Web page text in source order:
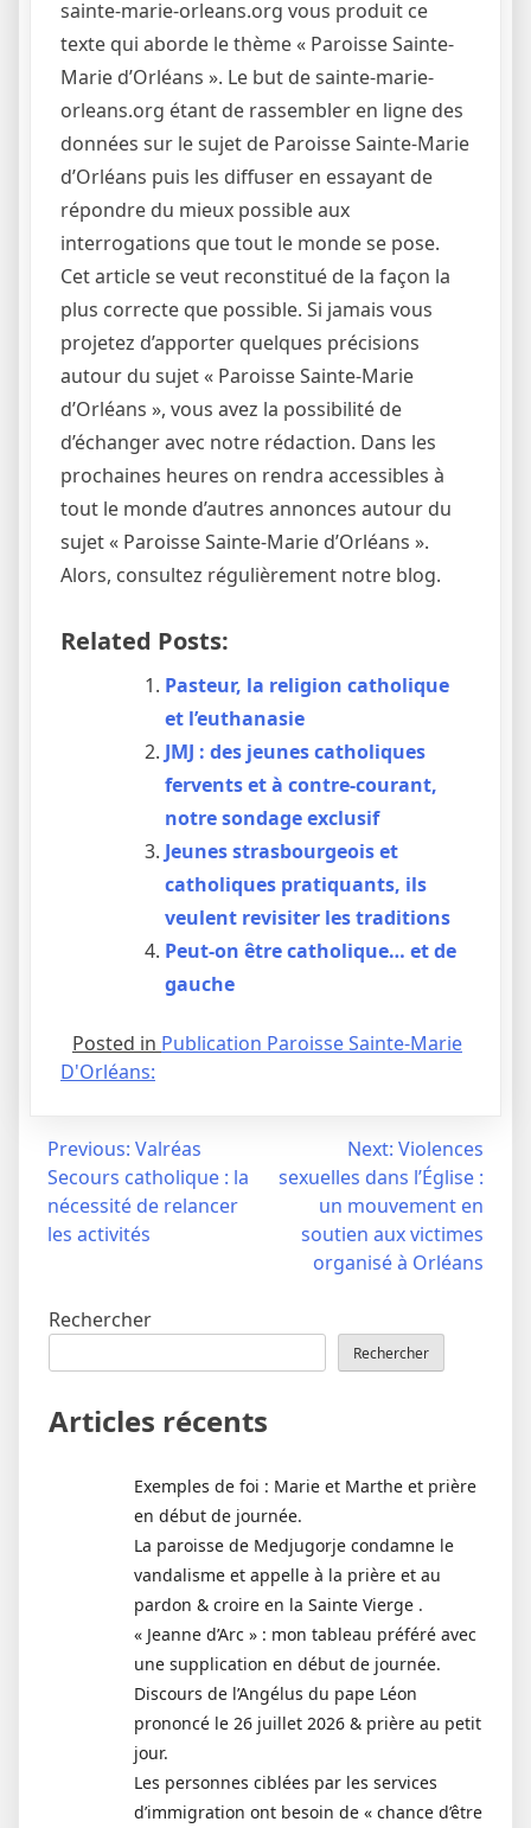
sainte-marie-orleans.org vous produit ce
texte qui aborde le thème « Paroisse Sainte-
Marie d’Orléans ». Le but de sainte-marie-
orleans.org étant de rassembler en ligne des
données sur le sujet de Paroisse Sainte-Marie
d’Orléans puis les diffuser en essayant de
répondre du mieux possible aux
interrogations que tout le monde se pose.
Cet article se veut reconstitué de la façon la
plus correcte que possible. Si jamais vous
projetez d’apporter quelques précisions
autour du sujet « Paroisse Sainte-Marie
d’Orléans », vous avez la possibilité de
d’échanger avec notre rédaction. Dans les
prochaines heures on rendra accessibles à
tout le monde d’autres annonces autour du
sujet « Paroisse Sainte-Marie d’Orléans ».
Alors, consultez régulièrement notre blog.
Related Posts:
Pasteur, la religion catholique
et l’euthanasie
JMJ : des jeunes catholiques
fervents et à contre-courant,
notre sondage exclusif
Jeunes strasbourgeois et
catholiques pratiquants, ils
veulent revisiter les traditions
Peut-on être catholique… et de
gauche
Posted in Publication Paroisse Sainte-Marie
D'Orléans:
Navigation
l’article
Previous: Valréas
Secours catholique : la
nécessité de relancer
les activités
Next: Violences
sexuelles dans l’Église :
un mouvement en
soutien aux victimes
organisé à Orléans
Rechercher
Rechercher
Articles récents
Exemples de foi : Marie et Marthe et prière
en début de journée.
La paroisse de Medjugorje condamne le
vandalisme et appelle à la prière et au
pardon & croire en la Sainte Vierge .
« Jeanne d’Arc » : mon tableau préféré avec
une supplication en début de journée.
Discours de l’Angélus du pape Léon
prononcé le 26 juillet 2026 & prière au petit
jour.
Les personnes ciblées par les services
d’immigration ont besoin de « chance d’être